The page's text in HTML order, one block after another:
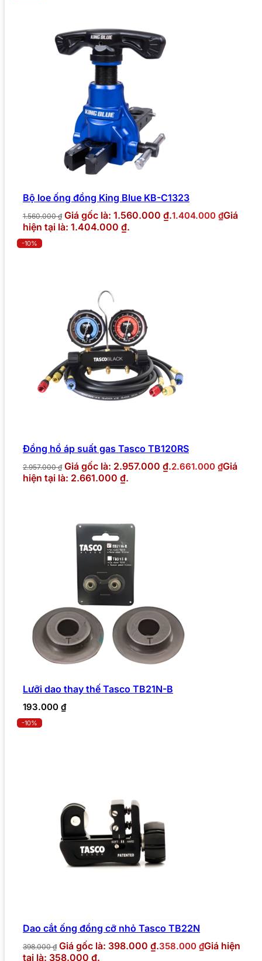
Bộ loe ống đồng King Blue KB-C1323
1.560.000₫ Giá gốc là: 1.560.000 ₫.1.404.000 ₫Giá
hiện tại là: 1.404.000 ₫.
-10%
Đồng hồ áp suất gas Tasco TB120RS
2.957.000₫ Giá gốc là: 2.957.000 ₫.2.661.000 ₫Giá
hiện tại là: 2.661.000 ₫.
Lưỡi dao thay thế Tasco TB21N-B
193.000 ₫
-10%
Dao cắt ống đồng cỡ nhỏ Tasco TB22N
398.000₫ Giá gốc là: 398.000 ₫.358.000 ₫Giá hiện
tại là: 358.000 ₫.